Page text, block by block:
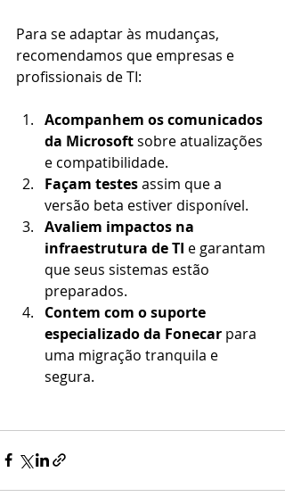
Para se adaptar às mudanças,
recomendamos que empresas e
profissionais de TI:
Acompanhem os comunicados
da Microsoft sobre atualizações
e compatibilidade.
Façam testes assim que a
versão beta estiver disponível.
Avaliem impactos na
infraestrutura de TI e garantam
que seus sistemas estão
preparados.
Contem com o suporte
especializado da Fonecar para
uma migração tranquila e
segura.